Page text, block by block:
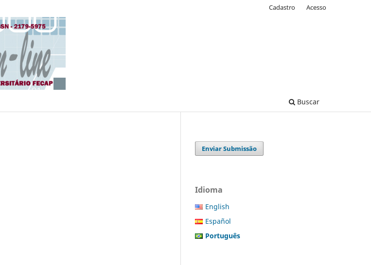
Buscar
Cadastro Acesso
Enviar Submissão
Idioma
English
Español
Português